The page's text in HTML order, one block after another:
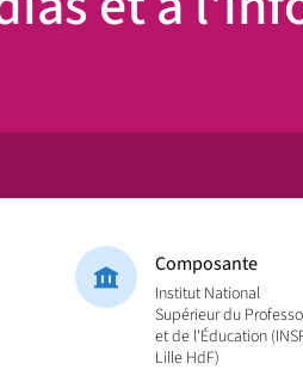
Composante
Institut National
Supérieur du
et de l'Éducation
Lille HdF)